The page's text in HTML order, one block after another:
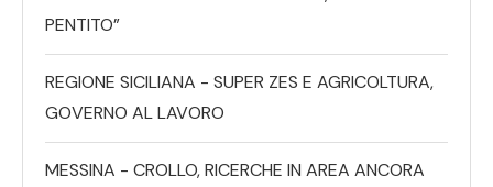
PENTITO”
REGIONE SICILIANA - SUPER ZES E AGRICOLTURA,
GOVERNO AL LAVORO
MESSINA - CROLLO, RICERCHE IN AREA ANCORA